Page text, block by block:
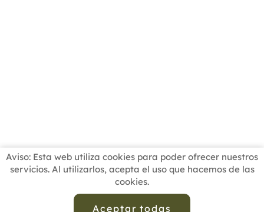
Aviso: Esta web utiliza cookies para poder ofrecer nuestros
servicios. Al utilizarlos, acepta el uso que hacemos de las
cookies.
Aceptar todas
BUSCADOR PROFESIONALES
ESCUELAS RECOMENDADAS